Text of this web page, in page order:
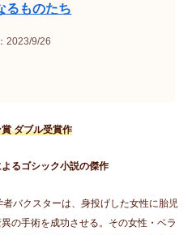
るものたち
2023/9/26
ダブル受賞作
るゴシック小説の傑作
者バクスターは、身投げした女性に胎児
の手術を成功させる。その女性・ベラ